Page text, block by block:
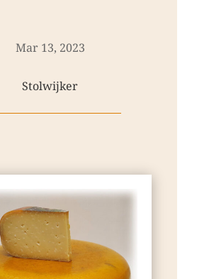
Mar 13, 2023
Stolwijker